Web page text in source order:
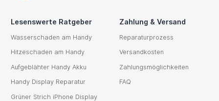
Lesenswerte Ratgeber
Wasserschaden am Handy
Hitzeschaden am Handy
Aufgeblähter Handy Akku
Handy Display Reparatur
Grüner Strich iPhone Display
Zahlung & Versand
Reparaturprozess
Versandkosten
Zahlungsmöglichkeiten
FAQ